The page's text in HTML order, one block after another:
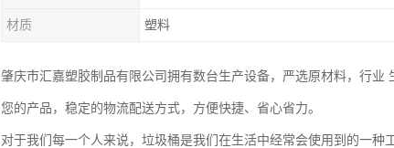
材质 塑料
肇庆市汇嘉塑胶制品有限公司拥有数台生产设备，严选原材料，行
您的产品，稳定的物流配送方式，方便快捷、省心省力。
对于我们每一个人来说，垃圾桶是我们在生活中经常会使用到的一